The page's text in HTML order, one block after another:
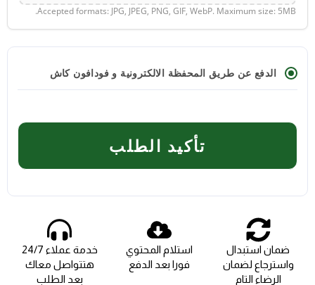
Accepted formats: JPG, JPEG, PNG, GIF, WebP. Maximum size: 5MB.
الدفع عن طريق المحفظة الالكترونية و فودافون كاش
تأكيد الطلب
ضمان استبدال
واسترجاع لضمان
الرضاء التام
استلام المحتوي
فورا بعد الدفع
خدمة عملاء 24/7
هتتواصل معاك
بعد الطلب